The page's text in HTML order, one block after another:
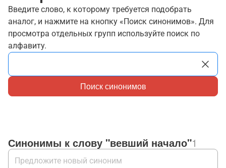
Введите слово, к которому требуется подобрать
аналог, и нажмите на кнопку «Поиск синонимов». Для
просмотра отдельных групп используйте поиск по
алфавиту.
Поиск синонимов
Синонимы к слову "вевший начало"1